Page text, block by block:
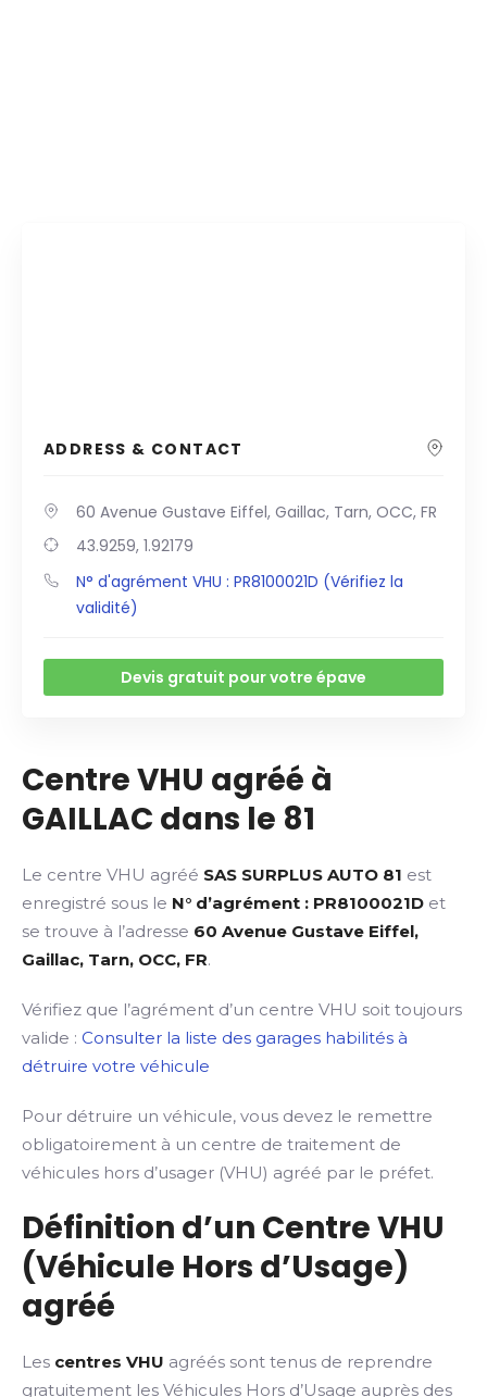
ADDRESS & CONTACT
60 Avenue Gustave Eiffel, Gaillac, Tarn, OCC, FR
43.9259, 1.92179
N° d'agrément VHU : PR8100021D (Vérifiez la
validité)
Devis gratuit pour votre épave
Centre VHU agréé à
GAILLAC dans le 81
Le centre VHU agréé SAS SURPLUS AUTO 81 est
enregistré sous le N° d’agrément : PR8100021D et
se trouve à l’adresse 60 Avenue Gustave Eiffel,
Gaillac, Tarn, OCC, FR.
Vérifiez que l’agrément d’un centre VHU soit toujours
valide : Consulter la liste des garages habilités à
détruire votre véhicule
Pour détruire un véhicule, vous devez le remettre
obligatoirement à un centre de traitement de
véhicules hors d’usager (VHU) agréé par le préfet.
Définition d’un Centre VHU
(Véhicule Hors d’Usage)
agréé
Les centres VHU agréés sont tenus de reprendre
gratuitement les Véhicules Hors d’Usage auprès des